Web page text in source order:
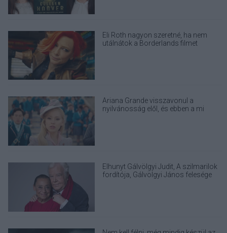
Eli Roth nagyon szeretné, ha nem
utálnátok a Borderlands filmet
Ariana Grande visszavonul a
nyilvánosság elől, és ebben a mi
Elhunyt Gálvölgyi Judit, A szilmarilok
fordítója, Gálvölgyi János felesége